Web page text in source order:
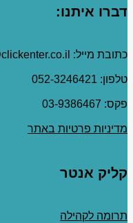
דברו איתנו:
כתובת מייל: hadracha@clickenter.co.il
טלפון: 052-3246421
פקס: 03-9386467
מדיניות פרטיות באתר
קליק אנטר
תרומה לקהילה